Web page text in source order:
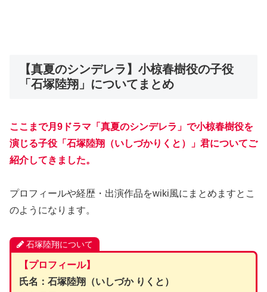
【真夏のシンデレラ】小椋春樹役の子役
「石塚陸翔」についてまとめ
ここまで月9ドラマ「真夏のシンデレラ」で小椋春樹役を
演じる子役「石塚陸翔（いしづかりくと）」君についてご
紹介してきました。
プロフィールや経歴・出演作品をwiki風にまとめますとこ
のようになります。
石塚陸翔について
【プロフィール】
氏名：石塚陸翔（いしづか りくと）